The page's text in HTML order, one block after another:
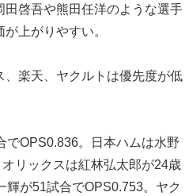
啓吾や熊田任洋のような選手
上がりやすい。
楽天、ヤクルトは優先度が低
でOPS0.836。日本ハムは水野
リックスは紅林弘太郎が24歳
輝が51試合でOPS0.753。ヤク